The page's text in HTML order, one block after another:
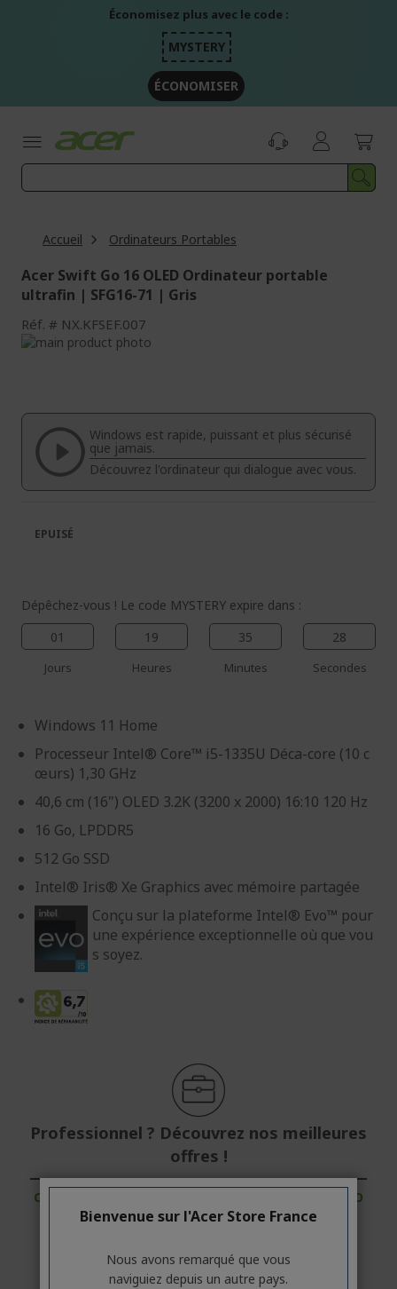
Économisez plus avec le code :
MYSTERY
ÉCONOMISER
Accueil Ordinateurs Portables
Acer Swift Go 16 OLED Ordinateur portable
ultrafin | SFG16-71 | Gris
Réf. NX.KFSEF.007
Passer
de
galerie
d’images
de
Galerie
d’images
Windows est rapide, puissant et plus sécurisé
que jamais.
Découvrez l'ordinateur qui dialogue avec vous.
Dépêchez-vous ! Le code MYSTERY expire dans :
01
Jours
19
Heures
35
Minutes
28
Secondes
Windows 11 Home
Processeur Intel® Core™ i5-1335U Déca-core (10 c
œurs) 1,30 GHz
40,6 cm (16") OLED 3.2K (3200 x 2000) 16:10 120 Hz
16 Go, LPDDR5
512 Go SSD
Intel® Iris® Xe Graphics avec mémoire partagée
Conçu sur la plateforme Intel® Evo™ pour
une expérience exceptionnelle où que vou
s soyez.
Professionnel ? Découvrez nos meilleures
offres !
CONTACTEZ-NOUS
CRÉEZ UN COMPTE PROFESSIO
NNEL
EPUISÉ
Bienvenue sur l'Acer Store France
Nous avons remarqué que vous
naviguiez depuis un autre pays.